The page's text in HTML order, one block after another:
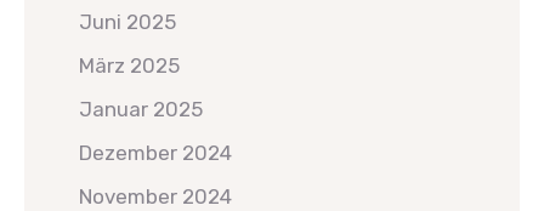
Juni 2025
März 2025
Januar 2025
Dezember 2024
November 2024